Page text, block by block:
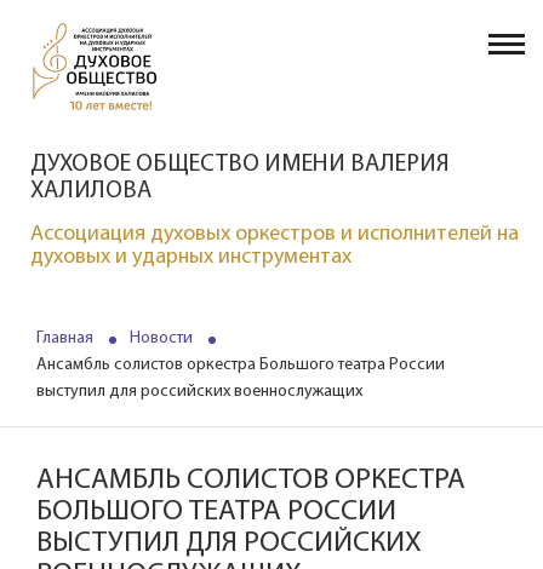
ДУХОВОЕ ОБЩЕСТВО ИМЕНИ ВАЛЕРИЯ
ХАЛИЛОВА
Ассоциация духовых оркестров и исполнителей на
духовых и ударных инструментах
Главная
Новости
Ансамбль солистов оркестра Большого театра России
выступил для российских военнослужащих
АНСАМБЛЬ СОЛИСТОВ ОРКЕСТРА
БОЛЬШОГО ТЕАТРА РОССИИ
ВЫСТУПИЛ ДЛЯ РОССИЙСКИХ